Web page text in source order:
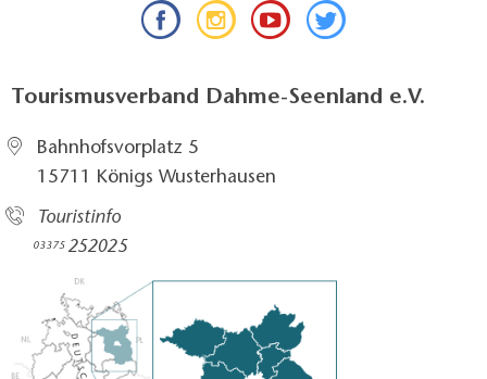
Tourismusverband Dahme-Seenland e.V.
Bahnhofsvorplatz 5​
15711 Königs Wusterhausen
Touristinfo
03375 252025​